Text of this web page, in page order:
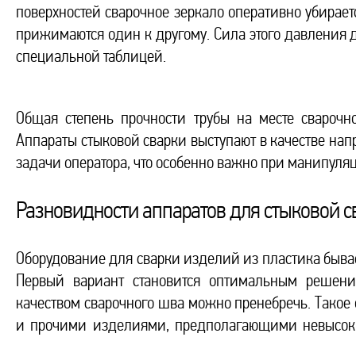
поверхностей сварочное зеркало оперативно
прижимаются один к другому. Сила этого давления
специальной таблицей.
Общая степень прочности трубы на месте
Аппараты стыковой сварки выступают в качестве
задачи оператора, что особенно важно при
Разновидности аппаратов для стыковой
Оборудование для сварки изделий из пластика
Первый вариант становится оптимальным
качеством сварочного шва можно пренебречь.
и прочими изделиями, предполагающими